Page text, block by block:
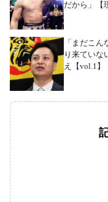
だから」【
「まだこ
り来ていな
え【vol.1】